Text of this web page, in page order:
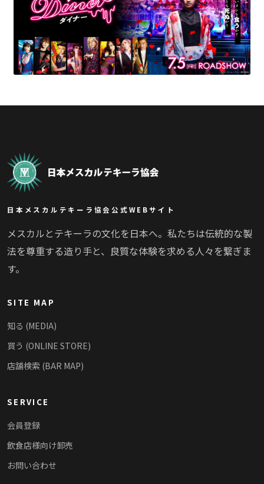
日本メスカルテキーラ協会公式WEBサイト
メスカルとテキーラの文化を日本へ。私たちは伝統的な製
法を尊重する造り手と、良質な体験を求める人々を繋ぎま
す。
SITE MAP
知る (MEDIA)
買う (ONLINE STORE)
店舗検索 (BAR MAP)
SERVICE
会員登録
飲食店様向け卸売
お問い合わせ